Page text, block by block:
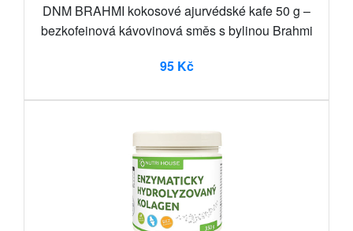
DNM BRAHMI kokosové ajurvédské kafe 50 g –
bezkofeinová kávovinová směs s bylinou Brahmi
95 Kč